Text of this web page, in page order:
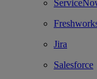
Jira
Salesforce